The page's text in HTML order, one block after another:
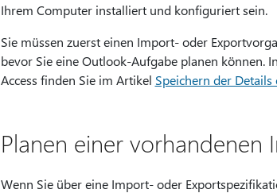
Ihrem Computer installiert und konfiguriert sein.
Sie müssen zuerst einen Import- oder
bevor Sie eine Outlook-Aufgabe planen können.
Access finden Sie im Artikel Speichern der
Planen einer
Wenn Sie über eine Import- oder